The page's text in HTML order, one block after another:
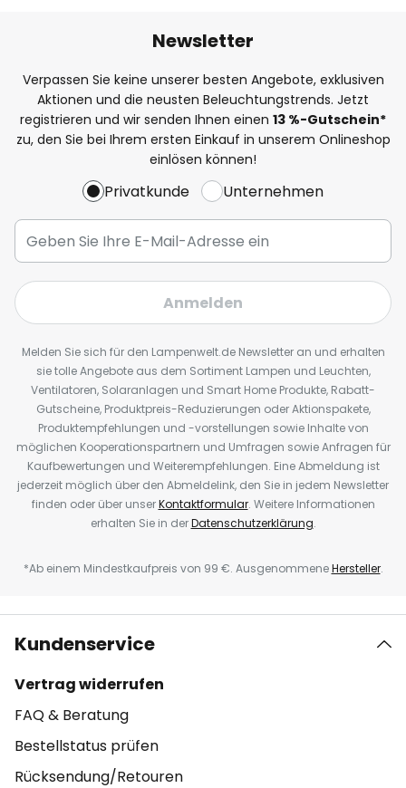
Newsletter
Verpassen Sie keine unserer besten Angebote, exklusiven
Aktionen und die neusten Beleuchtungstrends. Jetzt
registrieren und wir senden Ihnen einen 13 %-Gutschein*
zu, den Sie bei Ihrem ersten Einkauf in unserem Onlineshop
einlösen können!
Privatkunde Unternehmen
Anmelden
Melden Sie sich für den Lampenwelt.de Newsletter an und erhalten
sie tolle Angebote aus dem Sortiment Lampen und Leuchten,
Ventilatoren, Solaranlagen und Smart Home Produkte, Rabatt-
Gutscheine, Produktpreis-Reduzierungen oder Aktionspakete,
Produktempfehlungen und -vorstellungen sowie Inhalte von
möglichen Kooperationspartnern und Umfragen sowie Anfragen für
Kaufbewertungen und Weiterempfehlungen. Eine Abmeldung ist
jederzeit möglich über den Abmeldelink, den Sie in jedem Newsletter
finden oder über unserKontaktformular. Weitere Informationen
erhalten Sie in derDatenschutzerklärung.
*Ab einem Mindestkaufpreis von 99 €. AusgenommeneHersteller.
Kundenservice
Vertrag widerrufen
FAQ & Beratung
Bestellstatus prüfen
Rücksendung/Retouren